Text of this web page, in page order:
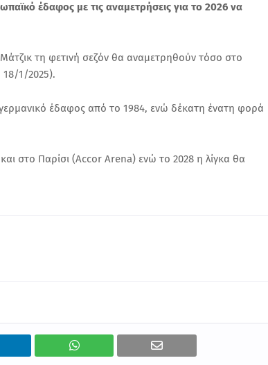
έδαφος με τις αναμετρήσεις για το 2026 να
τη φετινή σεζόν θα αναμετρηθούν τόσο στο
18/1/2025).
έδαφος από το 1984, ενώ δέκατη ένατη φορά
στο Παρίσι (Accor Arena) ενώ το 2028 η λίγκα θα